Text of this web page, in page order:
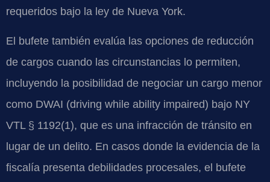
requeridos bajo la ley de Nueva York.
El bufete también evalúa las opciones de reducción
de cargos cuando las circunstancias lo permiten,
incluyendo la posibilidad de negociar un cargo menor
como DWAI (driving while ability impaired) bajo NY
VTL § 1192(1), que es una infracción de tránsito en
lugar de un delito. En casos donde la evidencia de la
fiscalía presenta debilidades procesales, el bufete